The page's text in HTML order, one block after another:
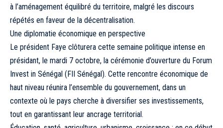
à l’aménagement équilibré du territoire, malgré les discours
répétés en faveur de la décentralisation.
Une diplomatie économique en perspective
Le président Faye clôturera cette semaine politique intense en
présidant, le mardi 7 octobre, la cérémonie d’ouverture du Forum
Invest in Sénégal (FII Sénégal). Cette rencontre économique de
haut niveau réunira l’ensemble du gouvernement, dans un
contexte où le pays cherche à diversifier ses investissements,
tout en garantissant leur ancrage territorial.